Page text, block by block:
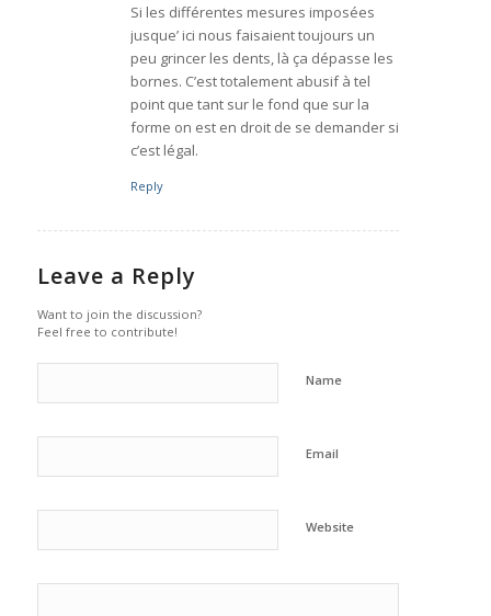
Si les différentes mesures imposées
jusque’ ici nous faisaient toujours un
peu grincer les dents, là ça dépasse les
bornes. C’est totalement abusif à tel
point que tant sur le fond que sur la
forme on est en droit de se demander si
c’est légal.
Reply
Leave a Reply
Want to join the discussion?
Feel free to contribute!
Name
Email
Website